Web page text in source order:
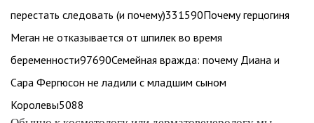
перестать следовать (и почему)331590Почему герцогиня
Меган не отказывается от шпилек во время
беременности97690Семейная вражда: почему Диана и
Сара Фергюсон не ладили с младшим сыном
Королевы5088